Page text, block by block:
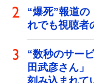
“爆死”報道
れでも視聴者
“数秒のサー
田武彦さん
刻み込まれて